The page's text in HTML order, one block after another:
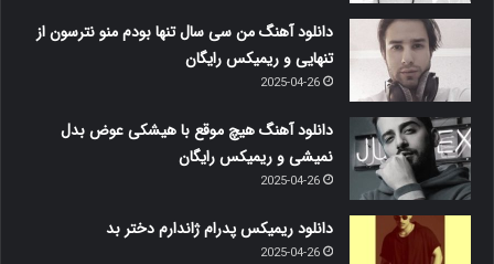
دانلود آهنگ من سی سال تنها بودم منو نترسون از
تنهایی و ریمیکس رایگان
2025-04-26
دانلود آهنگ هیچ موقع با هیشکی عوض بدل
نمیشی و ریمیکس رایگان
2025-04-26
دانلود ریمیکس پدرام ژاندارم دختر بد
2025-04-26